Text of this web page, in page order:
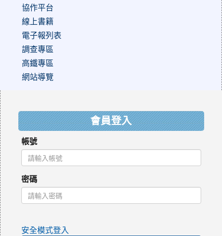
協作平台
線上書籍
電子報列表
調查專區
高鐵專區
網站導覽
會員登入
帳號
密碼
安全模式登入